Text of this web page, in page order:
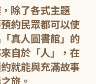
除了各式主題
約民眾都可以使
真人圖書館」的
自於「人」，在
就能與充滿故事
旅。